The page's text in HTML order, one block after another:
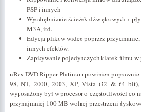
PSP i innych
Wyodrębnianie ścieżek dźwiękowych z
M3A, itd.
Edycja plików wideo poprzez
innych efektów.
Zapisywanie pojedynczych klatek filmu w
uRex DVD Ripper Platinum powinien
98, NT, 2000, 2003, XP, Vista (32 & 64
wyposażony był w procesor o częstotliwości co
przynajmniej 100 MB wolnej przestrzeni